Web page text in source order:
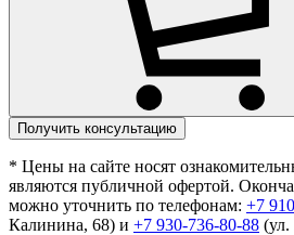
Получить консультацию
* Цены на сайте носят
являются публичной офертой.
можно уточнить по телефонам: +7
Калинина, 68) и +7 930-736-80-88